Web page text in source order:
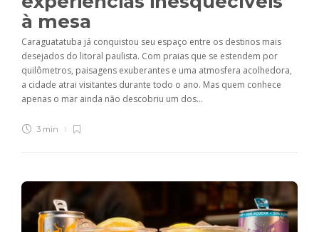
à mesa
Caraguatatuba já conquistou seu espaço entre os destinos mais
desejados do litoral paulista. Com praias que se estendem por
quilômetros, paisagens exuberantes e uma atmosfera acolhedora,
a cidade atrai visitantes durante todo o ano. Mas quem conhece
apenas o mar ainda não descobriu um dos...
3 min